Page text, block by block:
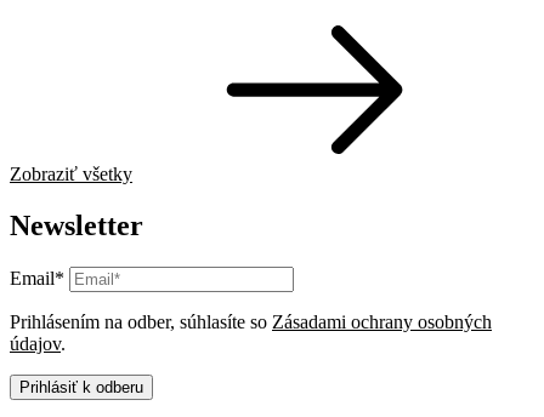
Zobraziť všetky
Newsletter
Email*
Prihlásením na odber, súhlasíte so Zásadami ochrany osobných
údajov.
Prihlásiť k odberu